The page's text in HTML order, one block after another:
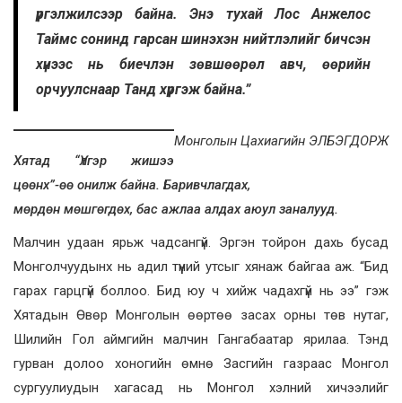
үргэлжилсээр байна. Энэ тухай Лос Анжелос
Таймс сонинд гарсан шинэхэн нийтлэлийг бичсэн
хүнээс нь биечлэн зөвшөөрөл авч, өөрийн
орчуулснаар Танд хүргэж байна.”
Монголын Цахиагийн ЭЛБЭГДОРЖ
Хятад “Үлгэр жишээ
цөөнх”-өө онилж байна. Баривчлагдах,
мөрдөн мөшгөгдөх, бас ажлаа алдах аюул заналууд.
Малчин удаан ярьж чадсангүй. Эргэн тойрон дахь бусад
Монголчуудынх нь адил түүний утсыг хянаж байгаа аж. “Бид
гарах гарцгүй боллоо. Бид юу ч хийж чадахгүй нь ээ” гэж
Хятадын Өвөр Монголын өөртөө засах орны төв нутаг,
Шилийн Гол аймгийн малчин Гангабаатар ярилаа. Тэнд
гурван долоо хоногийн өмнө Засгийн газраас Монгол
сургуулиудын хагасад нь Монгол хэлний хичээлийг